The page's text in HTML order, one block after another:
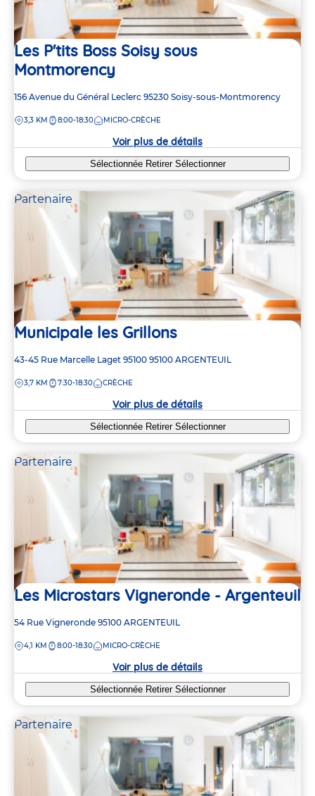
Les P'tits Boss Soisy sous
Montmorency
Adresse
la
156 Avenue du Général Leclerc 95230 Soisy-sous-Montmorency
DISTANCE
3,3 KM 8:00-18:30 MICRO-CRÈCHE
Voir plus de détails
Sélectionnée Retirer Sélectionner
Partenaire
Municipale les Grillons
Adresse
la
43-45 Rue Marcelle Laget 95100 95100 ARGENTEUIL
DISTANCE
3,7 KM 7:30-18:30 CRÈCHE
Voir plus de détails
Sélectionnée Retirer Sélectionner
Partenaire
Les Microstars Vigneronde - Argenteuil
Adresse
la
54 Rue Vigneronde 95100 ARGENTEUIL
DISTANCE
4,1 KM 8:00-18:30 MICRO-CRÈCHE
Voir plus de détails
Sélectionnée Retirer Sélectionner
Partenaire
4
4